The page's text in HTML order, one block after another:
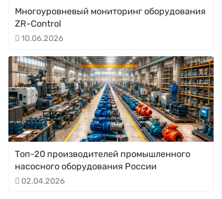
Многоуровневый мониторинг оборудования
ZR-Control
10.06.2026
Топ-20 производителей промышленного
насосного оборудования России
02.04.2026